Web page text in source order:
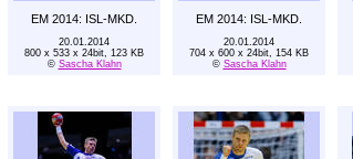
EM 2014: ISL-MKD. EM 2014: ISL-MKD.
20.01.2014
800 x 533 x 24bit, 123 KB
© Sascha Klahn
20.01.2014
704 x 600 x 24bit, 154 KB
© Sascha Klahn